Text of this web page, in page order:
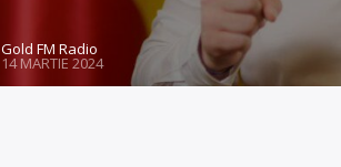
Gold FM Radio
14 MARTIE 2024